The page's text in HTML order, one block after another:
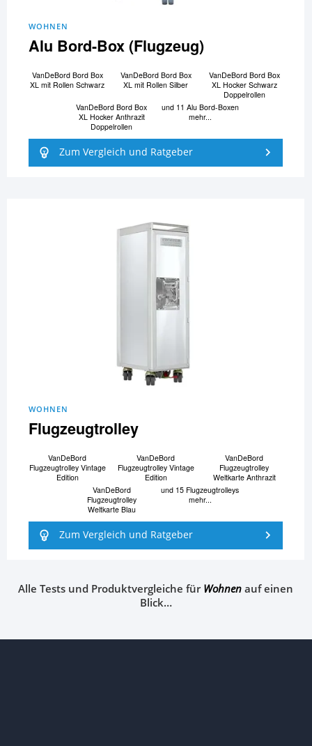
WOHNEN
Alu Bord-Box (Flugzeug)
VanDeBord Bord Box
XL mit Rollen Schwarz
VanDeBord Bord Box
XL mit Rollen Silber
VanDeBord Bord Box
XL Hocker Schwarz
Doppelrollen
VanDeBord Bord Box
XL Hocker Anthrazit
Doppelrollen
und 11 Alu Bord-Boxen
mehr...
Zum Vergleich und Ratgeber
WOHNEN
Flugzeugtrolley
VanDeBord
Flugzeugtrolley Vintage
Edition
VanDeBord
Flugzeugtrolley Vintage
Edition
VanDeBord
Flugzeugtrolley
Weltkarte Anthrazit
VanDeBord
Flugzeugtrolley
Weltkarte Blau
und 15 Flugzeugtrolleys
mehr...
Zum Vergleich und Ratgeber
Alle Tests und Produktvergleiche fürWohnenauf einen
Blick…